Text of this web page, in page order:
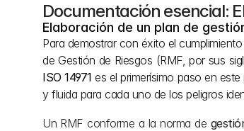
Documentación esencial:
Elaboración de un plan de
Para demostrar con éxito el
de Gestión de Riesgos (RMF, por sus
ISO 14971 es el primerísimo paso en
y fluida para cada uno de los peligros
Un RMF conforme a la norma de